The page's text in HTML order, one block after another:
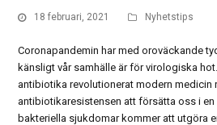
18 februari, 2021 Nyhetstips
Coronapandemin har med oroväckande
känsligt vår samhälle är för virologiska
antibiotika revolutionerat modern medicin
antibiotikaresistensen att försätta oss i en
bakteriella sjukdomar kommer att utgöra